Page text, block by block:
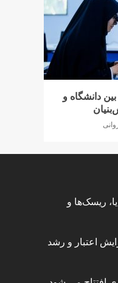
دانشگاه و
ریسک‌ها و
اعتبار و رشد